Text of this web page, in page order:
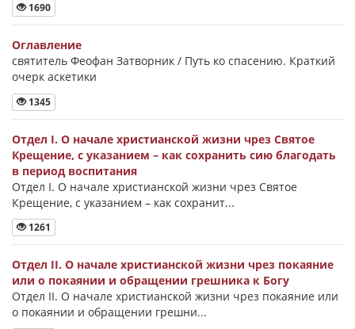
1690
Оглавление
святитель Феофан Затворник / Путь ко спасению. Краткий
очерк аскетики
1345
Отдел I. О начале христианской жизни чрез Святое
Крещение, с указанием – как сохранить сию благодать
в период воспитания
Отдел I. О начале христианской жизни чрез Святое
Крещение, с указанием – как сохранит...
1261
Отдел II. О начале христианской жизни чрез покаяние
или о покаянии и обращении грешника к Богу
Отдел II. О начале христианской жизни чрез покаяние или
о покаянии и обращении грешни...